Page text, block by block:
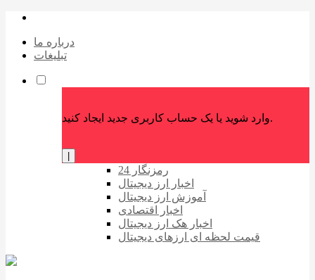
درباره ما
تبلیغات
وارد شوید یا یک حساب کاربری جدید ایجاد کنید.
رمزنگار 24
اخبار ارز دیجیتال
آموزش ارز دیجیتال
اخبار اقتصادی
اخبار هک ارز دیجیتال
قیمت لحظه ای ارزهای دیجیتال